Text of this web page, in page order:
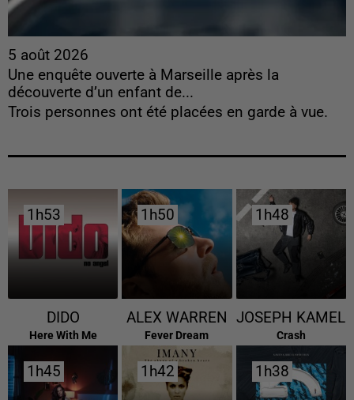
5 août 2026
Une enquête ouverte à Marseille après la
découverte d’un enfant de...
Trois personnes ont été placées en garde à vue.
1h53
1h53
DIDO
Here With Me
1h50
1h50
ALEX WARREN
Fever Dream
1h48
1h48
JOSEPH KAMEL
Crash
1h45
1h45 1h42
1h42 1h38
1h38